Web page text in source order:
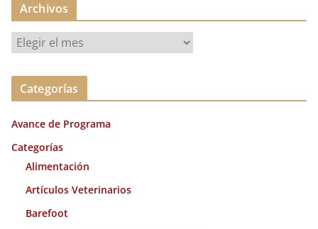
Archivos
c
v
o
Categorías
Avance de Programa
Categorías
Alimentación
Artículos Veterinarios
Barefoot